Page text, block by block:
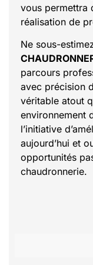
vous permettra
réalisation de
Ne sous-
parcours
avec précision
véritable atout
environnement
l’initiative
aujourd’hui et
opportunités
chaudronnerie.